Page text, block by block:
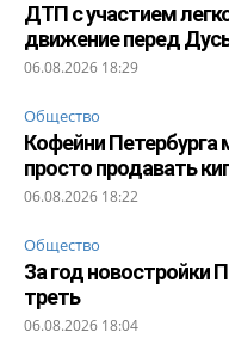
ДТП с участием
движение перед
06.08.2026 18:29
Общество
Кофейни Петербурга
просто продавать
06.08.2026 18:22
Общество
За год новостройки
треть
06.08.2026 18:04